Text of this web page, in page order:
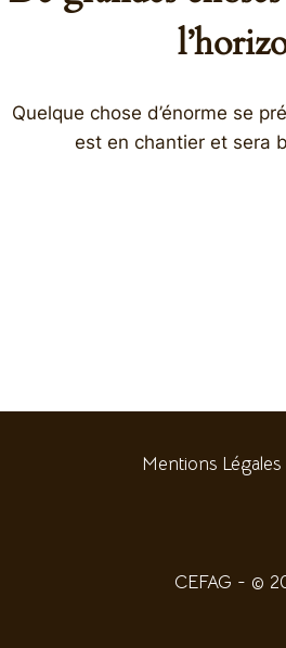
Quelque chose d’énorme se
est en chantier et sera
Mentions
CEFAG - ©